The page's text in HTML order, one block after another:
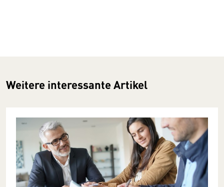
Weitere interessante Artikel